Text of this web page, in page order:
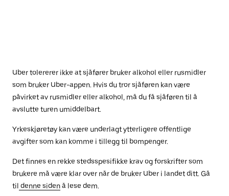
Uber tolererer ikke at sjåfører bruker alkohol eller rusmidler
som bruker Uber-appen. Hvis du tror sjåføren kan være
påvirket av rusmidler eller alkohol, må du få sjåføren til å
avslutte turen umiddelbart.
Yrkeskjøretøy kan være underlagt ytterligere offentlige
avgifter som kan komme i tillegg til bompenger.
Det finnes en rekke stedsspesifikke krav og forskrifter som
brukere må være klar over når de bruker Uber i landet ditt. Gå
til denne sidenå lese dem.